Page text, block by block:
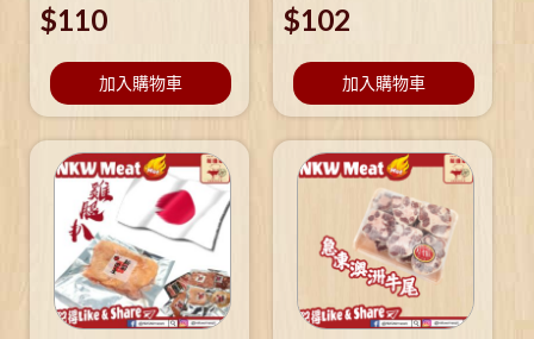
$110
加入購物車
$102
加入購物車